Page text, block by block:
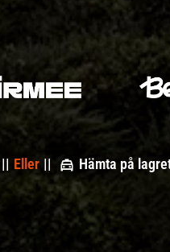
Eller Hämta på